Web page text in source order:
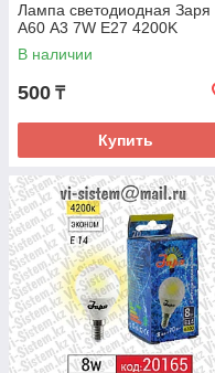
Лампа светодиодная Заря
А60 А3 7W E27 4200K
В наличии
500 ₸
Купить